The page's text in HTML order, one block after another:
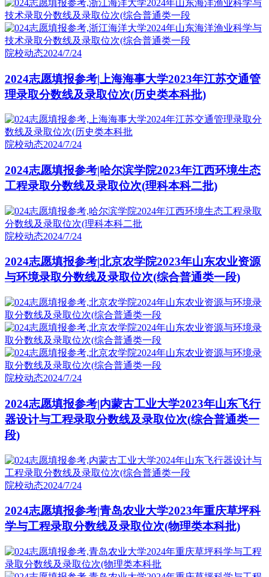
院校动态2024/7/24
2024志愿填报参考|上海海事大学2023年江苏交通管
理录取分数线及录取位次(历史类本科批)
院校动态2024/7/24
2024志愿填报参考|哈尔滨学院2023年江西环境生态
工程录取分数线及录取位次(理科本科二批)
院校动态2024/7/24
2024志愿填报参考|北京农学院2023年山东农业资源
与环境录取分数线及录取位次(综合普通类一段)
院校动态2024/7/24
2024志愿填报参考|内蒙古工业大学2023年山东飞行
器设计与工程录取分数线及录取位次(综合普通类一
段)
院校动态2024/7/24
2024志愿填报参考|青岛农业大学2023年重庆草坪科
学与工程录取分数线及录取位次(物理类本科批)